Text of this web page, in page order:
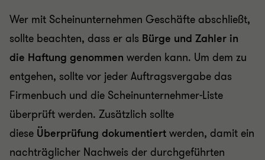
Wer mit Scheinunternehmen Geschäfte abschließt,
sollte beachten, dass er als Bürge und Zahler in
die Haftung genommen werden kann. Um dem zu
entgehen, sollte vor jeder Auftragsvergabe das
Firmenbuch und die Scheinunternehmer-Liste
überprüft werden. Zusätzlich sollte
diese Überprüfung dokumentiert werden, damit ein
nachträglicher Nachweis der durchgeführten